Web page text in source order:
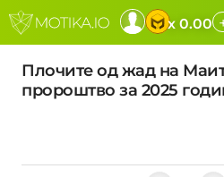
x 0.00
Плочите од жад на
пророштво за 2025